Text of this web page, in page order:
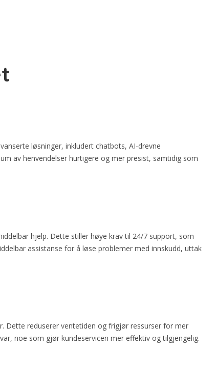
løsninger, inkludert chatbots, AI-drevne
av henvendelser hurtigere og mer presist, samtidig som
hjelp. Dette stiller høye krav til 24/7 support, som
assistanse for å løse problemer med innskudd, uttak
Dette reduserer ventetiden og frigjør ressurser for mer
noe som gjør kundeservicen mer effektiv og tilgjengelig.